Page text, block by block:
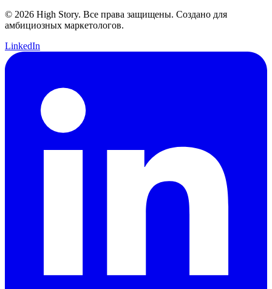
© 2026 High Story. Все права защищены. Создано для
амбициозных маркетологов.
LinkedIn